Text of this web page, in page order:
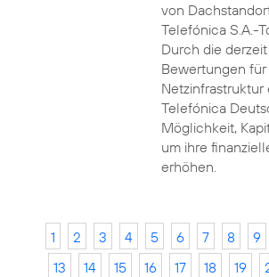
von
Telefónica S.A.-
Durch die
Bewertungen
Netzinfrastruktur
Telefónica
Möglichkeit,
um ihre
erhöhen.
1 2 3 4 5 6 7 8 9
13
14 15 16 17 18 19